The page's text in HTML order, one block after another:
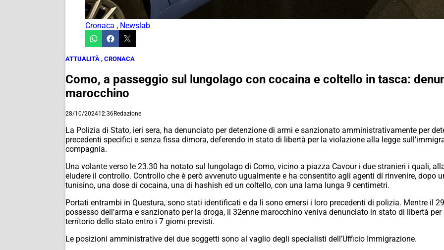
Cronaca , Newslab
ATTUALITÀ , CRONACA
Como, a passeggio sul lungolago con cocaina e coltello in tasca:
marocchino
28/10/202412:36Redazione
La Polizia di Stato, ieri sera, ha denunciato per detenzione di armi e sanzionato amministrativamente per
precedenti specifici e senza fissa dimora, deferendo in stato di libertà per la violazione alla legge
compagnia.
Una volante verso le 23.30 ha notato sul lungolago di Como, vicino a piazza Cavour i due stranieri i quali,
eludere il controllo. Controllo che è però avvenuto ugualmente e ha consentito agli agenti di rinvenire, dopo
tunisino, una dose di cocaina, una di hashish ed un coltello, con una lama lunga 9 centimetri.
Portati entrambi in Questura, sono stati identificati e da lì sono emersi i loro precedenti di polizia. Mentre il
possesso dell’arma e sanzionato per la droga, il 32enne marocchino veniva denunciato in stato di libertà
territorio dello stato entro i 7 giorni previsti.
Le posizioni amministrative dei due soggetti sono al vaglio degli specialisti dell’Ufficio Immigrazione.